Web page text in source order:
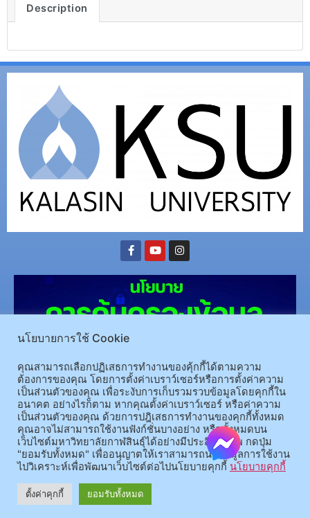
Description
(อ.นามน)13 หมู่ 14 ต.สงเปลือย อ.นามน จ.กาฬสินธุ์ 46230โทรศัพท์ : 043-602-055 โทรสาร :
043-602-044
(อ.เมือง)62/1 ถ.เกษตรสมบูรณ์ ต.กาฬสินธุ์ อ.เมือง จ.กาฬสินธุ์ 46000โทรศัพท์ 043-811128 08-
64584360 โทรสาร 043-813070
© 2025 All rights Reserved.
นโยบายการใช้ Cookie
คุณสามารถเลือกปฏิเสธการทำงานของคุ้กกี้ได้ตามความ
ต้องการของคุณ โดยการตั้งค่าเบราว์เซอร์หรือการตั้งค่าความ
เป็นส่วนตัวของคุณ เพื่อระงับการเก็บรวมรวบข้อมูลโดยคุกกี้ใน
อนาคต อย่างไรก็ตาม หากคุณตั้งค่าเบราว์เซอร์ หรือค่าความ
เป็นส่วนตัวของคุณ ด้วยการปฎิเสธการทำงานของคุกกี้ทั้งหมด
คุณอาจไม่สามารถใช้งานฟังก์ชั่นบางอย่าง หรือทั้งหมดบน
เว็บไซต์มหาวิทยาลัยกาฬสินธุ์ได้อย่างมีประสิทธิภาพ กดปุ่ม
"ยอมรับทั้งหมด" เพื่ออนุญาตให้เราสามารถนำข้อมูลการใช้งาน
ไปวิเคราะห์เพื่อพัฒนาเว็บไซต์ต่อไปนโยบายคุกกี้ นโยบายคุกกี้
ตั้งค่าคุกกี้ ยอมรับทั้งหมด